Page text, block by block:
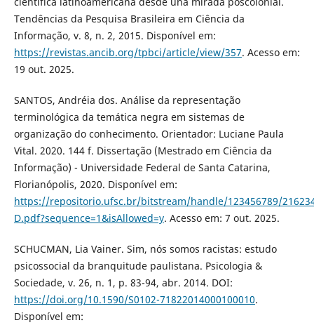
Tendências da Pesquisa Brasileira em Ciência da
Informação, v. 8, n. 2, 2015. Disponível em:
https://revistas.ancib.org/tpbci/article/view/357. Acesso em:
19 out. 2025.
SANTOS, Andréia dos. Análise da representação
terminológica da temática negra em sistemas de
organização do conhecimento. Orientador: Luciane Paula
Vital. 2020. 144 f. Dissertação (Mestrado em Ciência da
Informação) - Universidade Federal de Santa Catarina,
Florianópolis, 2020. Disponível em:
https://repositorio.ufsc.br/bitstream/handle/123456789/
D.pdf?sequence=1&isAllowed=y. Acesso em: 7 out. 2025.
SCHUCMAN, Lia Vainer. Sim, nós somos racistas: estudo
psicossocial da branquitude paulistana. Psicologia &
Sociedade, v. 26, n. 1, p. 83-94, abr. 2014. DOI:
https://doi.org/10.1590/S0102-71822014000100010.
Disponível em: